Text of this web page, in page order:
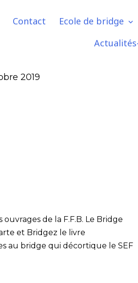
Contact Ecole de bridge
2019
de la F.F.B. Le Bridge
et Bridgez le livre
au bridge qui décortique le SEF